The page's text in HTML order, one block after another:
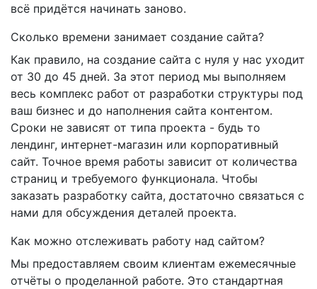
всё придётся начинать заново.
Сколько времени занимает создание сайта?
Как правило, на создание сайта с нуля у нас уходит
от 30 до 45 дней. За этот период мы выполняем
весь комплекс работ от разработки структуры под
ваш бизнес и до наполнения сайта контентом.
Сроки не зависят от типа проекта - будь то
лендинг, интернет-магазин или корпоративный
сайт. Точное время работы зависит от количества
страниц и требуемого функционала. Чтобы
заказать разработку сайта, достаточно связаться с
нами для обсуждения деталей проекта.
Как можно отслеживать работу над сайтом?
Мы предоставляем своим клиентам ежемесячные
отчёты о проделанной работе. Это стандартная